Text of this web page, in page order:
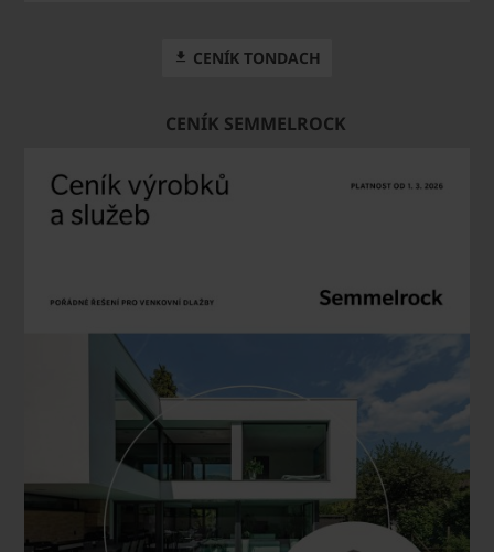
CENÍK TONDACH
CENÍK SEMMELROCK